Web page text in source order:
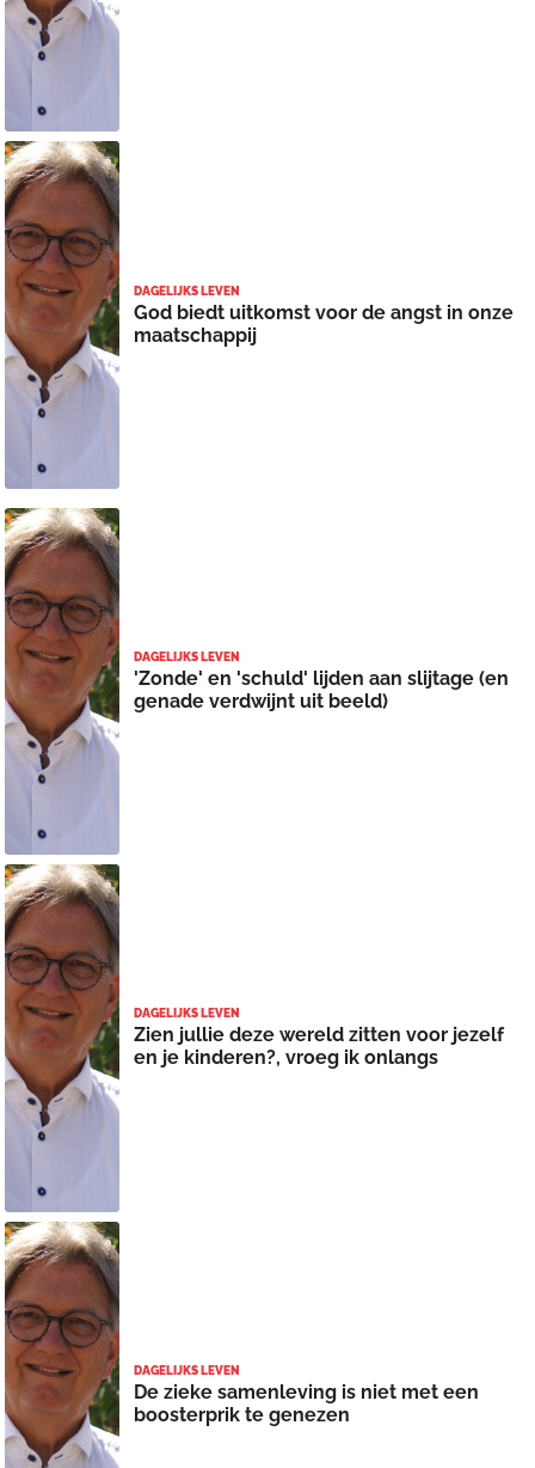
DAGELIJKS LEVEN
God biedt uitkomst voor de angst in onze
maatschappij
DAGELIJKS LEVEN
'Zonde' en 'schuld' lijden aan slijtage (en
genade verdwijnt uit beeld)
DAGELIJKS LEVEN
Zien jullie deze wereld zitten voor jezelf
en je kinderen?, vroeg ik onlangs
DAGELIJKS LEVEN
De zieke samenleving is niet met een
boosterprik te genezen